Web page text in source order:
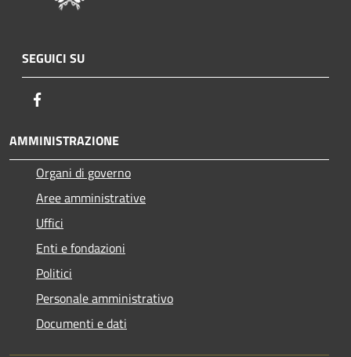
SEGUICI SU
AMMINISTRAZIONE
Organi di governo
Aree amministrative
Uffici
Enti e fondazioni
Politici
Personale amministrativo
Documenti e dati